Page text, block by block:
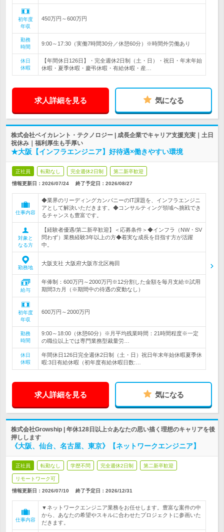
初年度
年収
450万円～600万円
勤務
時間
9:00～17:30（実働7時間30分／休憩60分）※時間外労働あり
休日
休暇
【年間休日126日】・完全週休2日制（土・日）・祝日・年末年始
休暇・夏季休暇・慶弔休暇・有給休暇・産…
求人詳細を見る 気になる
株式会社ベイカレント・テクノロジー | 成長企業でキャリア支援充実｜土日
祝休み｜福利厚生も手厚い
★大阪【インフラエンジニア】好待遇×働きやすい環境
正社員 転勤なし 完全週休2日制 第二新卒歓迎
情報更新日：2026/07/24 終了予定日： 2026/08/27
仕事内容
◆業界のリーディングカンパニーのIT課題を、インフラエンジニ
アとして解決いただきます。◆コンサルティング領域へ挑戦でき
るチャンスも豊富です。
対象と
なる方
【経験者優遇/第二新卒歓迎】＜応募条件＞◆インフラ（NW・SV
問わず）業務経験3年以上の方◆着実な成長を目指す方が活躍
中。
勤務地
大阪支社 大阪府大阪市北区梅田
給与
年俸制：600万円～2000万円※12分割した金額を毎月支給※試用
期間3カ月（※期間中の待遇の変動なし）
初年度
年収
600万円～2000万円
勤務
時間
9:00～18:00（休憩60分）※月平均残業時間：21時間程度※一定
の職位以上では専門業務型裁量労…
休日
休暇
年間休日126日完全週休2日制（土・日）祝日年末年始休暇夏季休
暇:3日有給休暇（初年度有給休暇日数:…
求人詳細を見る 気になる
株式会社Growship | 年休128日以上☆あなたの思い描く理想のキャリアを後
押しします
《大阪、仙台、名古屋、東京》【ネットワークエンジニア】
正社員 転勤なし 学歴不問 完全週休2日制 第二新卒歓迎
リモートワーク可
情報更新日：2026/07/10 終了予定日： 2026/12/31
仕事内容
▼ネットワークエンジニア業務をお任せします。豊富な案件の中
から、あなたの希望やスキルに合わせたプロジェクトに参画いた
だきます。